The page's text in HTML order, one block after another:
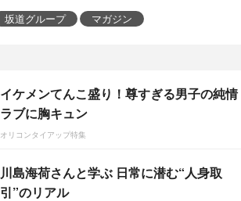
坂道グループ マガジン
イケメンてんこ盛り！尊すぎる男子の純情
ラブに胸キュン
オリコンタイアップ特集
川島海荷さんと学ぶ 日常に潜む“人身取
引”のリアル